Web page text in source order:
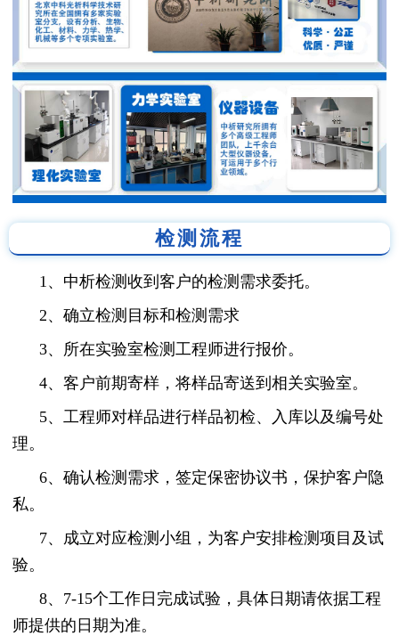
检测流程
1、中析检测收到客户的检测需求委托。
2、确立检测目标和检测需求
3、所在实验室检测工程师进行报价。
4、客户前期寄样，将样品寄送到相关实验室。
5、工程师对样品进行样品初检、入库以及编号处
理。
6、确认检测需求，签定保密协议书，保护客户隐
私。
7、成立对应检测小组，为客户安排检测项目及试
验。
8、7-15个工作日完成试验，具体日期请依据工程
师提供的日期为准。